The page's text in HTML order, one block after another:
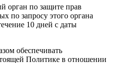
орган по защите прав
по запросу этого органа
10 дней с даты
обеспечивать
Политике в отношении